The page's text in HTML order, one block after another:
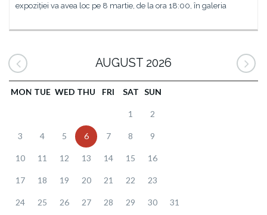
expoziției va avea loc pe 8 martie, de la ora 18:00, în galeria
AUGUST 2026
MON TUE WED THU FRI SAT SUN
1 2
3 4 5 6 7 8 9
10 11 12 13 14 15 16
17 18 19 20 21 22 23
24 25 26 27 28 29 30 31